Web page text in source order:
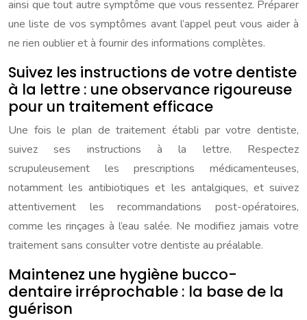
ainsi que tout autre symptôme que vous ressentez. Préparer
une liste de vos symptômes avant l’appel peut vous aider à
ne rien oublier et à fournir des informations complètes.
Suivez les instructions de votre dentiste
à la lettre : une observance rigoureuse
pour un traitement efficace
Une fois le plan de traitement établi par votre dentiste,
suivez ses instructions à la lettre. Respectez
scrupuleusement les prescriptions médicamenteuses,
notamment les antibiotiques et les antalgiques, et suivez
attentivement les recommandations post-opératoires,
comme les rinçages à l’eau salée. Ne modifiez jamais votre
traitement sans consulter votre dentiste au préalable.
Maintenez une hygiène bucco-
dentaire irréprochable : la base de la
guérison